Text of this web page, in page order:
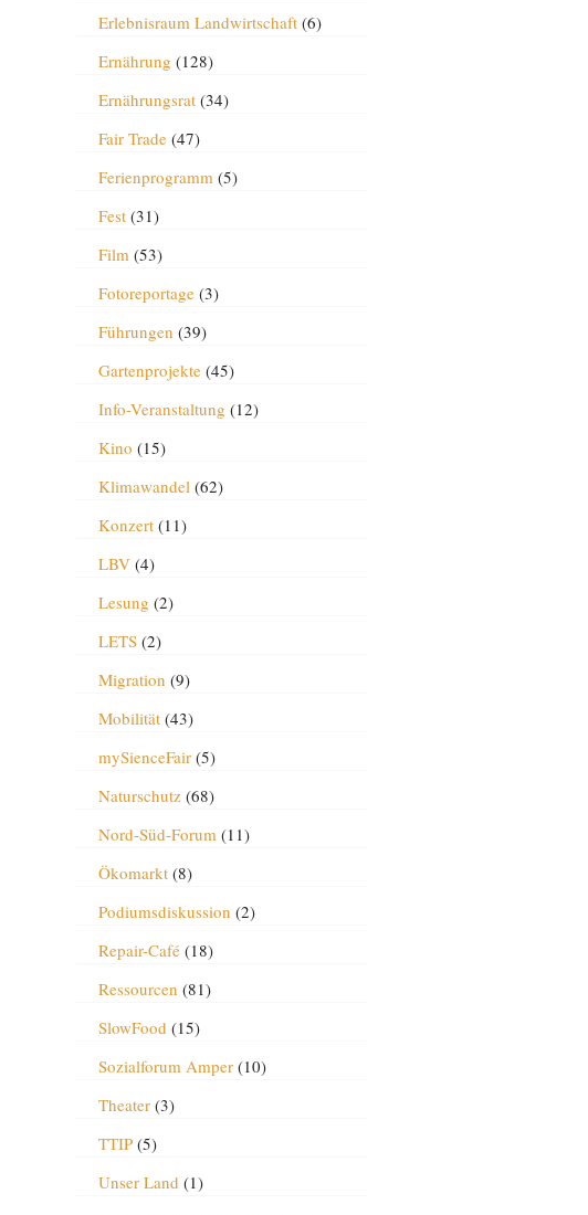
Erlebnisraum Landwirtschaft(6)
Ernährung (128)
Ernährungsrat(34)
Fair Trade(47)
Ferienprogramm(5)
Fest(31)
Film(53)
Fotoreportage(3)
Führungen (39)
Gartenprojekte(45)
Info-Veranstaltung (12)
Kino (15)
Klimawandel(62)
Konzert(11)
LBV(4)
Lesung (2)
LETS(2)
Migration (9)
Mobilität(43)
mySienceFair(5)
Naturschutz(68)
Nord-Süd-Forum(11)
Ökomarkt(8)
Podiumsdiskussion (2)
Repair-Café(18)
Ressourcen (81)
SlowFood (15)
Sozialforum Amper(10)
Theater(3)
TTIP(5)
Unser Land (1)